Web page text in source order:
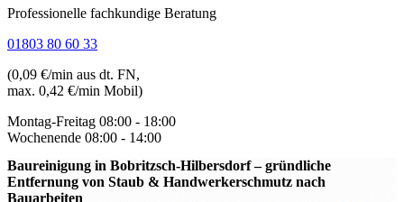
Professionelle fachkundige Beratung
01803 80 60 33
(0,09 €/min aus dt. FN,
max. 0,42 €/min Mobil)
Montag-Freitag 08:00 - 18:00
Wochenende 08:00 - 14:00
Baureinigung in Bobritzsch-Hilbersdorf– gründliche
Entfernung von Staub & Handwerkerschmutz nach
Bauarbeiten